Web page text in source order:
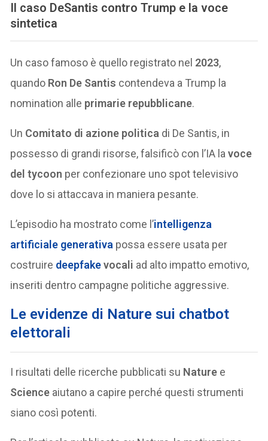
Il caso DeSantis contro Trump e la voce
sintetica
Un caso famoso è quello registrato nel 2023,
quando Ron De Santis contendeva a Trump la
nomination alle primarie repubblicane.
Un Comitato di azione politica di De Santis, in
possesso di grandi risorse, falsificò con l’IA lavoce
del tycoon per confezionare uno spot televisivo
dove lo si attaccava in maniera pesante.
L’episodio ha mostrato come l’intelligenza
artificiale generativa possa essere usata per
costruire deepfakevocali ad alto impatto emotivo,
inseriti dentro campagne politiche aggressive.
Le evidenze di Nature sui chatbot
elettorali
I risultati delle ricerche pubblicati su Nature e
Science aiutano a capire perché questi strumenti
siano così potenti.